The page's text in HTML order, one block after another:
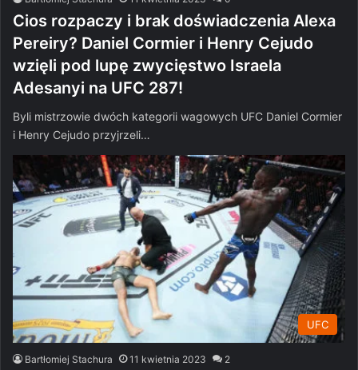
Cios rozpaczy i brak doświadczenia Alexa
Pereiry? Daniel Cormier i Henry Cejudo
wzięli pod lupę zwycięstwo Israela
Adesanyi na UFC 287!
Byli mistrzowie dwóch kategorii wagowych UFC Daniel Cormier
i Henry Cejudo przyjrzeli…
UFC
Bartłomiej Stachura 11 kwietnia 2023 2